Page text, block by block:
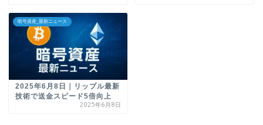
暗号資産_最新ニュース
2025年6月8日｜リップル最新
技術で送金スピード5倍向上
2025年6月8日